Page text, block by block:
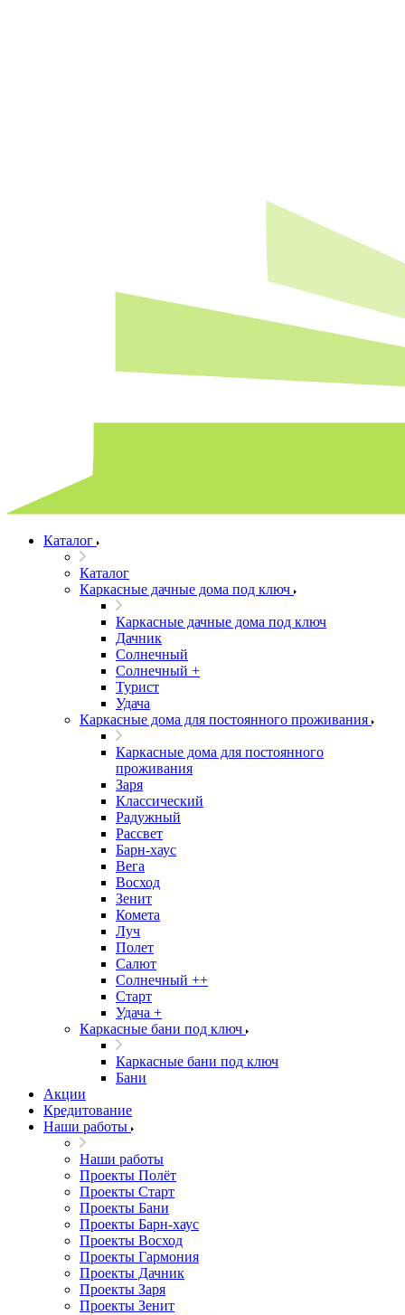
Каталог
Каталог
Каркасные дачные дома под ключ
Каркасные дачные дома под ключ
Дачник
Солнечный
Солнечный +
Турист
Удача
Каркасные дома для постоянного проживания
Каркасные дома для постоянного
проживания
Заря
Классический
Радужный
Рассвет
Барн-хаус
Вега
Восход
Зенит
Комета
Луч
Полет
Салют
Солнечный ++
Старт
Удача +
Каркасные бани под ключ
Каркасные бани под ключ
Бани
Акции
Кредитование
Наши работы
Наши работы
Проекты Полёт
Проекты Старт
Проекты Бани
Проекты Барн-хаус
Проекты Восход
Проекты Гармония
Проекты Дачник
Проекты Заря
Проекты Зенит